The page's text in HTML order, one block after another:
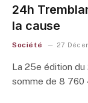
24h
la cause
Société 27
La 25e édition
somme de 8 760